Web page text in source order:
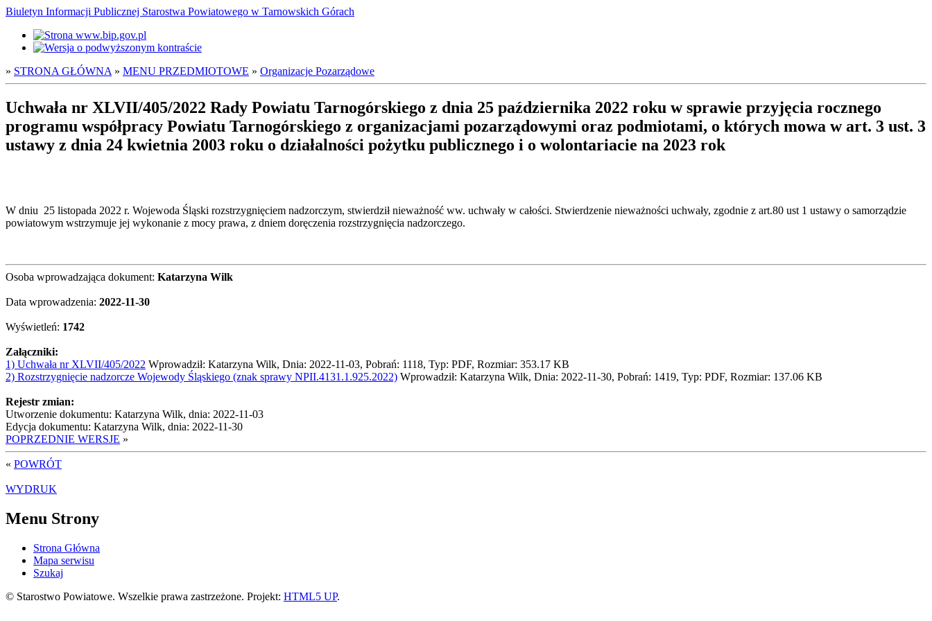
Biuletyn Informacji Publicznej Starostwa Powiatowego w Tarnowskich Górach
» STRONA GŁÓWNA » MENU PRZEDMIOTOWE » Organizacje Pozarządowe
Uchwała nr XLVII/405/2022 Rady Powiatu Tarnogórskiego z dnia 25 października 2022 roku w sprawie przyjęcia rocznego
programu współpracy Powiatu Tarnogórskiego z organizacjami pozarządowymi oraz podmiotami, o których mowa w art. 3 ust. 3
ustawy z dnia 24 kwietnia 2003 roku o działalności pożytku publicznego i o wolontariacie na 2023 rok
W dniu 25 listopada 2022 r. Wojewoda Śląski rozstrzygnięciem nadzorczym, stwierdził nieważność ww. uchwały w całości. Stwierdzenie nieważności uchwały, zgodnie z art.80 ust 1 ustawy o samorządzie
powiatowym wstrzymuje jej wykonanie z mocy prawa, z dniem doręczenia rozstrzygnięcia nadzorczego.
Osoba wprowadzająca dokument: Katarzyna Wilk
Data wprowadzenia: 2022-11-30
Wyświetleń: 1742
Załączniki:
1) Uchwała nr XLVII/405/2022 Wprowadził: Katarzyna Wilk, Dnia: 2022-11-03, Pobrań: 1118, Typ: PDF, Rozmiar: 353.17 KB
2) Rozstrzygnięcie nadzorcze Wojewody Śląskiego (znak sprawy NPII.4131.1.925.2022) Wprowadził: Katarzyna Wilk, Dnia: 2022-11-30, Pobrań: 1419, Typ: PDF, Rozmiar: 137.06 KB
Rejestr zmian:
Utworzenie dokumentu: Katarzyna Wilk, dnia: 2022-11-03
Edycja dokumentu: Katarzyna Wilk, dnia: 2022-11-30
POPRZEDNIE WERSJE »
« POWRÓT
WYDRUK
Menu Strony
Strona Główna
Mapa serwisu
Szukaj
© Starostwo Powiatowe. Wszelkie prawa zastrzeżone. Projekt: HTML5 UP.